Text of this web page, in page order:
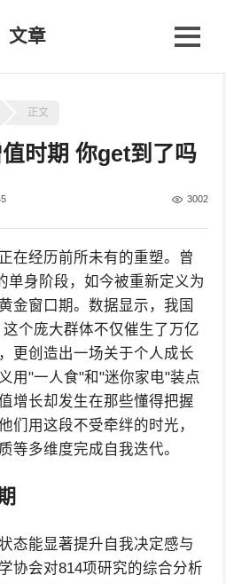
文章
正文
时期 你get到了吗
3002
在经历前所未有的重塑。曾
单身阶段，如今被重新定义为
金窗口期。数据显示，我国
个庞大群体不仅催生了万亿
更创造出一场关于个人成长
用"一人食"和"迷你家电"装点
增长却发生在那些懂得把握
用这段不受牵绊的时光，
等多维度完成自我迭代。
态能显著提升自我决定感与
协会对814项研究的综合分析